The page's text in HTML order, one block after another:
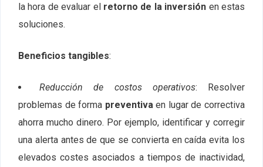
la hora de evaluar el retorno de la inversión en estas
soluciones.
Beneficios tangibles:
Reducción de costos operativos: Resolver
problemas de forma preventivaen lugar de correctiva
ahorra mucho dinero. Por ejemplo, identificar y corregir
una alerta antes de que se convierta en caída evita los
elevados costes asociados a tiempos de inactividad,